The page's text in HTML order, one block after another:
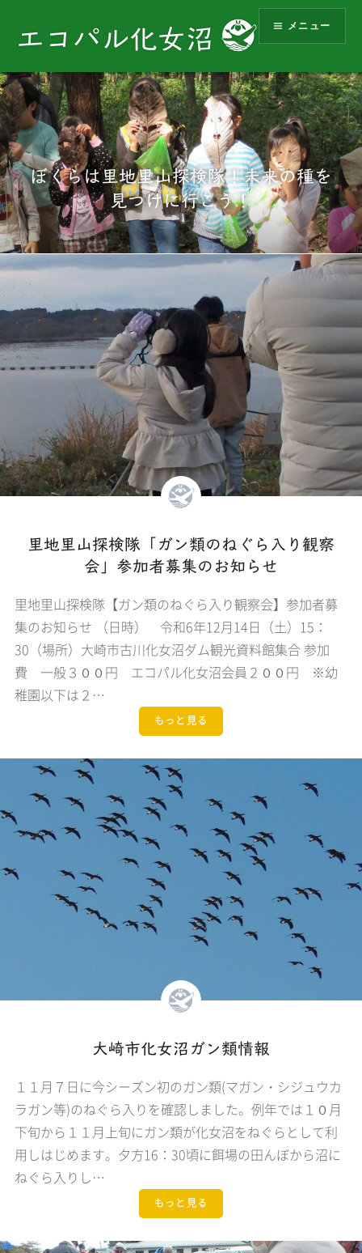
ン
ツ
へ
ス
キ
ッ
プ
エコパル化女沼 メニュー
ぼくらは里地里山探検隊！未来の種を
見つけに行こう！
里地里山探検隊「ガン類のねぐら入り観察
会」参加者募集のお知らせ
里地里山探検隊【ガン類のねぐら入り観察会】参加者募
集のお知らせ （日時） 令和6年12月14日（土）15：
30（場所）大崎市古川化女沼ダム観光資料館集合 参加
費 一般３００円 エコパル化女沼会員２００円 ※幼
稚園以下は２…
もっと見る
大崎市化女沼ガン類情報
１１月７日に今シーズン初のガン類(マガン・シジュウカ
ラガン等)のねぐら入りを確認しました。例年では１０月
下旬から１１月上旬にガン類が化女沼をねぐらとして利
用しはじめます。夕方16：30頃に餌場の田んぼから沼に
ねぐら入りし…
もっと見る